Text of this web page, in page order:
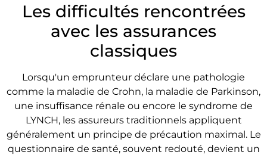
Les difficultés rencontrées
avec les assurances
classiques
Lorsqu'un emprunteur déclare une pathologie
comme la maladie de Crohn, la maladie de Parkinson,
une insuffisance rénale ou encore le syndrome de
LYNCH, les assureurs traditionnels appliquent
généralement un principe de précaution maximal. Le
questionnaire de santé, souvent redouté, devient un